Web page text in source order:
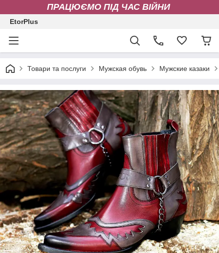
ПРАЦЮЄМО ПІД ЧАС ВІЙНИ
EtorPlus
Товари та послуги Мужская обувь Мужские казаки